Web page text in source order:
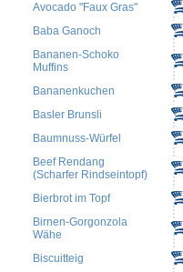
Avocado "Faux Gras"
Baba Ganoch
Bananen-Schoko
Muffins
Bananenkuchen
Basler Brunsli
Baumnuss-Würfel
Beef Rendang
(Scharfer Rindseintopf)
Bierbrot im Topf
Birnen-Gorgonzola
Wähe
Biscuitteig